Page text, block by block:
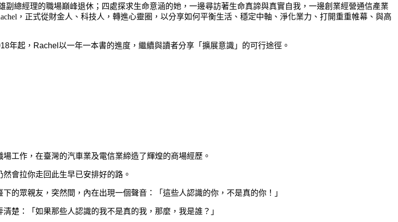
總經理的職場巔峰退休；四處探求生命意涵的她，一邊尋訪著生命真諦與真實自我，一邊創業經營通信產業
，正式從財金人、科技人，轉進心靈圈，以分享如何平衡生活、穩定中軸、淨化業力、打開重重帷幕、與高
年起，Rachel以一年一本書的進度，繼續與讀者分享「擴展意識」的可行途徑。
工作，在臺灣的汽車業及電信業締造了輝煌的商場經歷。
會拉你走回此生早已安排好的路。
的眾親友，突然間，內在出現一個聲音：「這些人認識的你，不是真的你！」
楚：「如果那些人認識的我不是真的我，那麼，我是誰？」